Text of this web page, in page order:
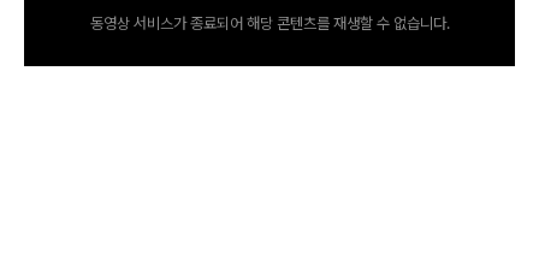
동영상 서비스가 종료되어 해당 콘텐츠를 재생할 수 없습니다.